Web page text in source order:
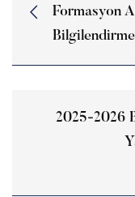
Formasyon
2025-2026